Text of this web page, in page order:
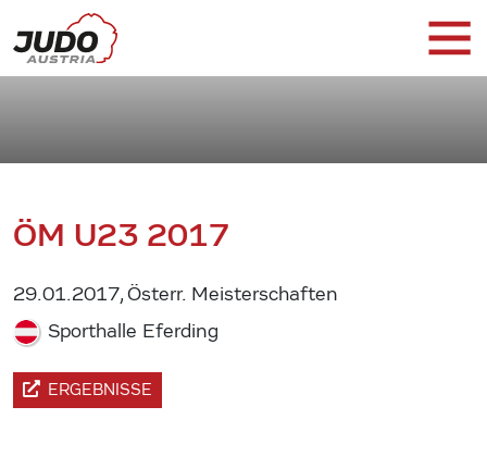
ÖM U23 2017
29.01.2017, Österr. Meisterschaften
Sporthalle Eferding
ERGEBNISSE